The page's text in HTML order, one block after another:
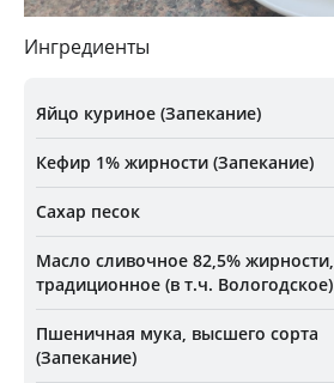
Ингредиенты
Яйцо куриное (Запекание)
Кефир 1% жирности (Запекание)
Сахар песок
Масло сливочное 82,5% жирности,
традиционное (в т.ч. Вологодское)
Пшеничная мука, высшего сорта
(Запекание)